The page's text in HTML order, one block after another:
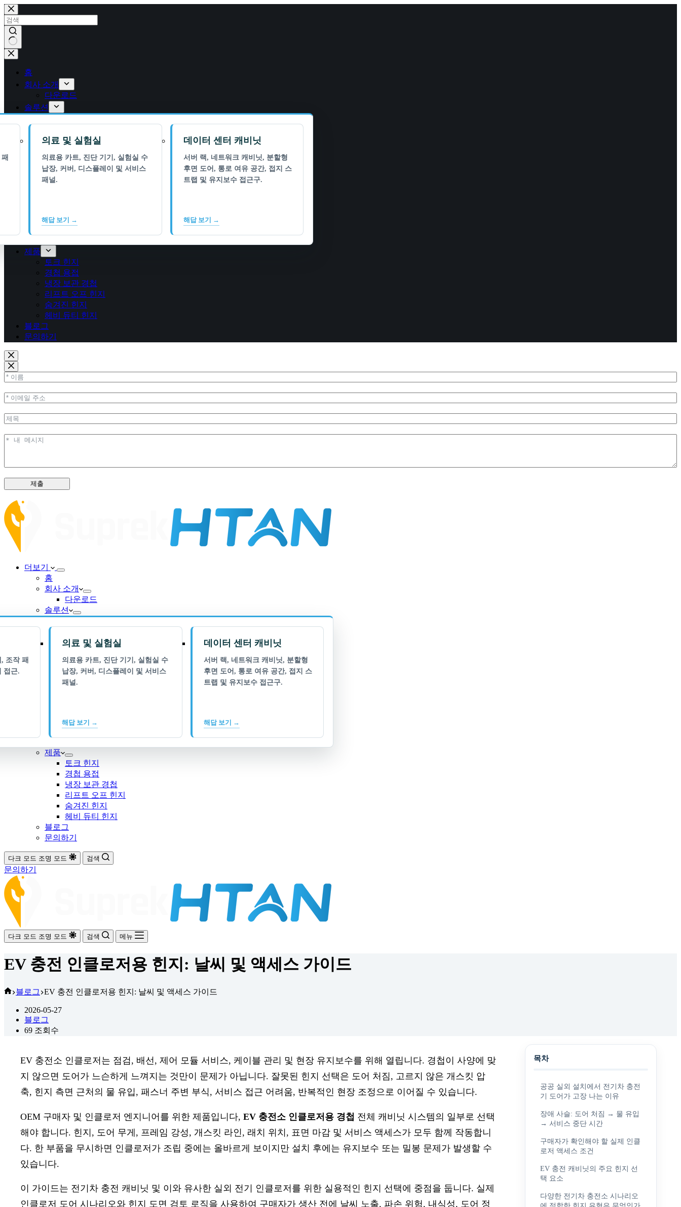
콘
텐
츠
로
건
너
결
홈
회사 소개
다운로드
솔루션
의료 및 실험실
의료용 카트, 진단 기기, 실험실 수
납장, 커버, 디스플레이 및 서비스
패널.
해답 보기 →
데이터 센터 캐비닛
서버 랙, 네트워크 캐비닛, 분할형
후면 도어, 통로 여유 공간, 접지 스
트랩 및 유지보수 접근구.
해답 보기 →
제품
토크 힌지
경첩 용접
냉장 보관 경첩
리프트 오프 힌지
숨겨진 힌지
헤비 듀티 힌지
블로그
문의하기
제출
더보기
홈
회사 소개
다운로드
솔루션
조작 패
접근.
의료 및 실험실
의료용 카트, 진단 기기, 실험실 수
납장, 커버, 디스플레이 및 서비스
패널.
해답 보기 →
데이터 센터 캐비닛
서버 랙, 네트워크 캐비닛, 분할형
후면 도어, 통로 여유 공간, 접지 스
트랩 및 유지보수 접근구.
해답 보기 →
제품
토크 힌지
경첩 용접
냉장 보관 경첩
리프트 오프 힌지
숨겨진 힌지
헤비 듀티 힌지
블로그
문의하기
다크 모드 조명 모드 검색
문의하기
다크 모드 조명 모드 검색 메뉴
EV 충전 인클로저용 힌지: 날씨 및 액세스 가이드
홈블로그 EV 충전 인클로저용 힌지: 날씨 및 액세스 가이드
2026-05-27
블로그
69 조회수
목차
공공 실외 설치에서 전기차 충전
기 도어가 고장 나는 이유
장애 사슬: 도어 처짐 → 물 유입
→ 서비스 중단 시간
구매자가 확인해야 할 실제 인클
로저 액세스 조건
EV 충전 캐비닛의 주요 힌지 선
택 요소
다양한 전기차 충전소 시나리오
EV 충전소 인클로저는 점검, 배선, 제어 모듈 서비스, 케이블 관리 및 현장 유지보수를 위해 열립니다. 경첩이 사양에 맞
지 않으면 도어가 느슨하게 느껴지는 것만이 문제가 아닙니다. 잘못된 힌지 선택은 도어 처짐, 고르지 않은 개스킷 압
축, 힌지 측면 근처의 물 유입, 패스너 주변 부식, 서비스 접근 어려움, 반복적인 현장 조정으로 이어질 수 있습니다.
OEM 구매자 및 인클로저 엔지니어를 위한 제품입니다, EV 충전소 인클로저용 경첩 전체 캐비닛 시스템의 일부로 선택
해야 합니다. 힌지, 도어 무게, 프레임 강성, 개스킷 라인, 래치 위치, 표면 마감 및 서비스 액세스가 모두 함께 작동합니
다. 한 부품을 무시하면 인클로저가 조립 중에는 올바르게 보이지만 설치 후에는 유지보수 또는 밀봉 문제가 발생할 수
있습니다.
이 가이드는 전기차 충전 캐비닛 및 이와 유사한 실외 전기 인클로저를 위한 실용적인 힌지 선택에 중점을 둡니다. 실제
인클로저 도어 시나리오와 힌지 도면 검토 로직을 사용하여 구매자가 생산 전에 날씨 노출, 파손 위험, 내식성, 도어 정